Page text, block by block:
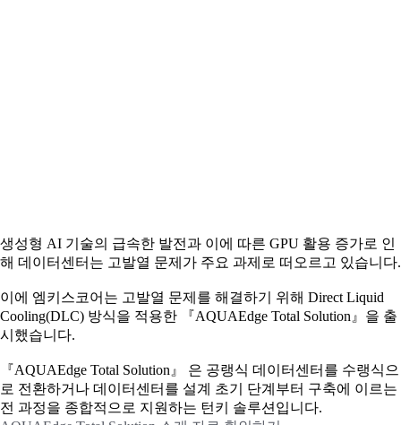
생성형 AI 기술의 급속한 발전과 이에 따른 GPU 활용 증가로 인
해 데이터센터는 고발열 문제가 주요 과제로 떠오르고 있습니다.
이에 엠키스코어는 고발열 문제를 해결하기 위해 Direct Liquid
Cooling(DLC) 방식을 적용한 『AQUAEdge Total Solution』을 출
시했습니다.
『AQUAEdge Total Solution』 은 공랭식 데이터센터를 수랭식으
로 전환하거나 데이터센터를 설계 초기 단계부터 구축에 이르는
전 과정을 종합적으로 지원하는 턴키 솔루션입니다.